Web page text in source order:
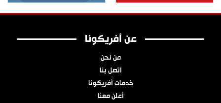
عن أفريكونا
من نحن
اتصل بنا
خدمات أفريكونا
أعلن معنا